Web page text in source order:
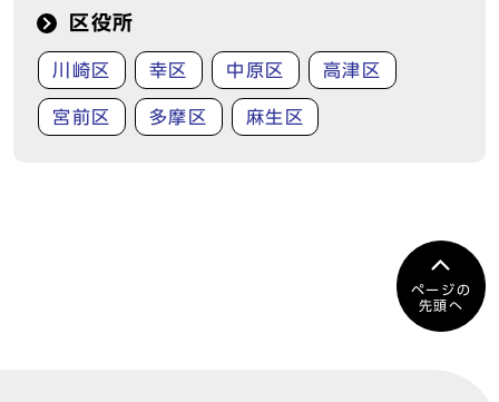
区役所
川崎区 幸区 中原区 高津区
宮前区 多摩区 麻生区
ページの
先頭へ